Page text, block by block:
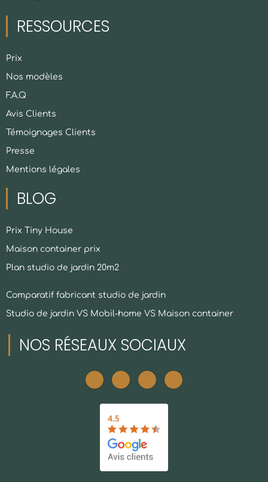
RESSOURCES
Prix
Nos modèles
F.A.Q
Avis Clients
Témoignages Clients
Presse
Mentions légales
BLOG
Prix Tiny House
Maison container prix
Plan studio de jardin 20m2
Comparatif fabricant studio de jardin
Studio de jardin VS Mobil-home VS Maison container
NOS RÉSEAUX SOCIAUX